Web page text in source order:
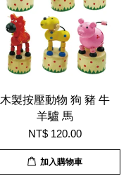
木製按壓動物 狗 豬 牛
羊驢 馬
NT$ 120.00
加入購物車